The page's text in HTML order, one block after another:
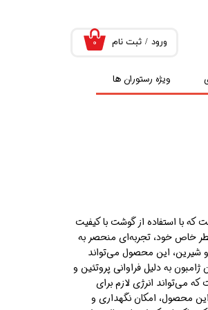
با استفاده از گوشت با کیفیت
خاص خود، تجربه‌ای منحصر به
شیرین، این محصول می‌تواند
به دلیل فراوانی پروتئین و
می‌تواند انرژی لازم برای
محصول، امکان نگهداری و
ویژه رستوران ها
ورود / ثبت نام
تغییر گذر واژه
۰